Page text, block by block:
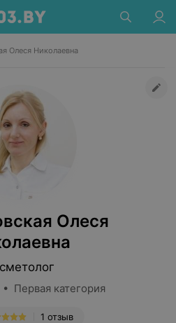
Олеся Николаевна
Олеся
Первая категория
1 отзыв